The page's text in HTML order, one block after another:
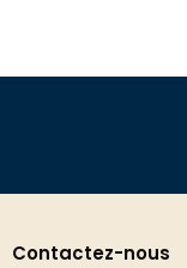
Contactez-nous